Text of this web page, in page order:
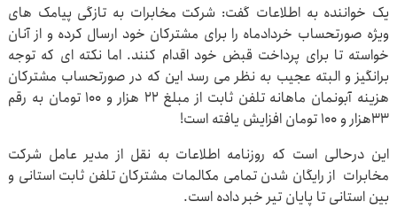
یک خواننده به اطلاعات گفت: شرکت مخابرات به تازگی پیامک های
ویژه صورتحساب خردادماه را برای مشترکان خود ارسال کرده و از آنان
خواسته تا برای پرداخت قبض خود اقدام کنند. اما نکته ای که توجه
برانگیز و البته عجیب به نظر می رسد این که در صورتحساب مشترکان
هزینه آبونمان ماهانه تلفن ثابت از مبلغ ۲۲ هزار و ۱۰۰ تومان به رقم
۳۳هزار و ۱۰۰ تومان افزایش یافته است!
این درحالی است که روزنامه اطلاعات به نقل از مدیر عامل شرکت
مخابرات از رایگان شدن تمامی مکالمات مشترکان تلفن ثابت استانی و
بین استانی تا پایان تیر خبر داده است.